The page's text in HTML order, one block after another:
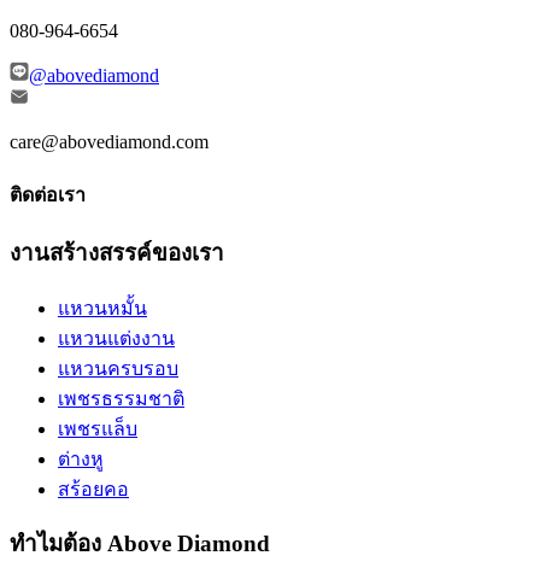
080-964-6654
@abovediamond
care@abovediamond.com
ติดต่อเรา
งานสร้างสรรค์ของเรา
แหวนหมั้น
แหวนแต่งงาน
แหวนครบรอบ
เพชรธรรมชาติ
เพชรแล็บ
ต่างหู
สร้อยคอ
ทำไมต้อง Above Diamond